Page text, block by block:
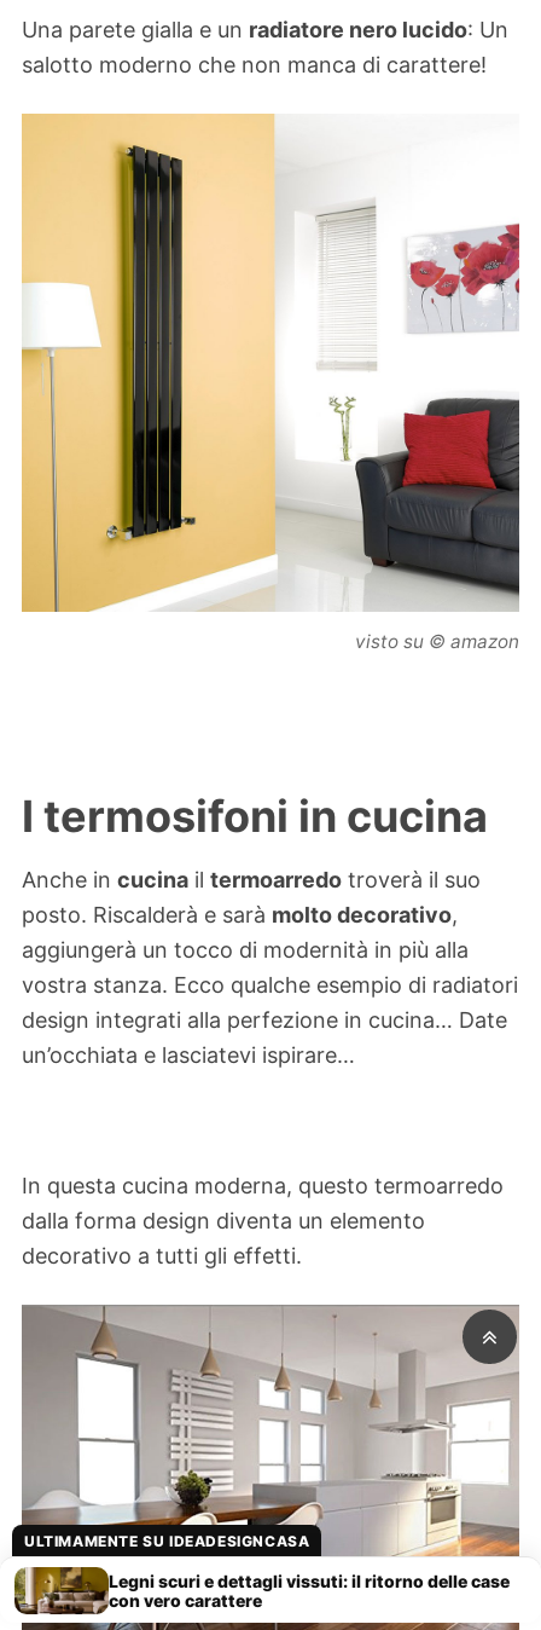
Una parete gialla e un radiatore nero lucido: Un
salotto moderno che non manca di carattere!
visto su © amazon
I termosifoni in cucina
Anche in cucina il termoarredo troverà il suo
posto. Riscalderà e sarà molto decorativo,
aggiungerà un tocco di modernità in più alla
vostra stanza. Ecco qualche esempio di radiatori
design integrati alla perfezione in cucina… Date
un’occhiata e lasciatevi ispirare…
In questa cucina moderna, questo termoarredo
dalla forma design diventa un elemento
decorativo a tutti gli effetti.
ULTIMAMENTE SU IDEADESIGNCASA
Legni scuri e dettagli vissuti: il ritorno delle case
con vero carattere